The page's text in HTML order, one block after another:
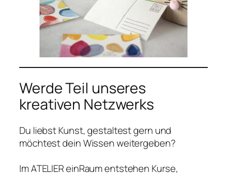
Werde Teil unseres
kreativen Netzwerks
Du liebst Kunst, gestaltest gern und
möchtest dein Wissen weitergeben?
Im ATELIER einRaum entstehen Kurse,